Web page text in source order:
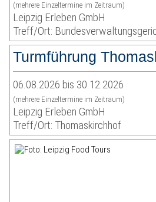
(mehrere Einzeltermine im Zeitraum)
Leipzig Erleben GmbH
Treff/Ort:
Turmführung
06.08.2026 bis 30.12.2026
(mehrere Einzeltermine im Zeitraum)
Leipzig Erleben GmbH
Treff/Ort: Thomaskirchhof